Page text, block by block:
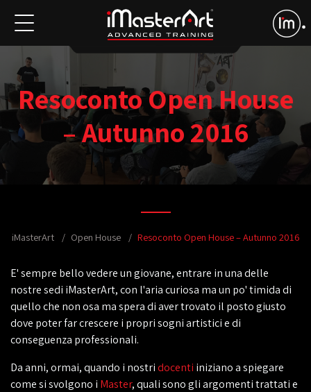
Resoconto Open House
– Autunno 2016
iMasterArt Open House Resoconto Open House – Autunno 2016
E' sempre bello vedere un giovane, entrare in una delle
nostre sedi iMasterArt, con l'aria curiosa ma un po' timida di
quello che non osa ma spera di aver trovato il posto giusto
dove poter far crescere i propri sogni artistici e di
conseguenza professionali.
Da anni, ormai, quando i nostridocenti iniziano a spiegare
come si svolgono i Master, quali sono gli argomenti trattati e